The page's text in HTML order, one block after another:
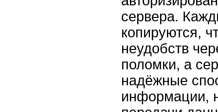
сервера.
копируются,
неудобств
поломки, а
надёжные
информации,